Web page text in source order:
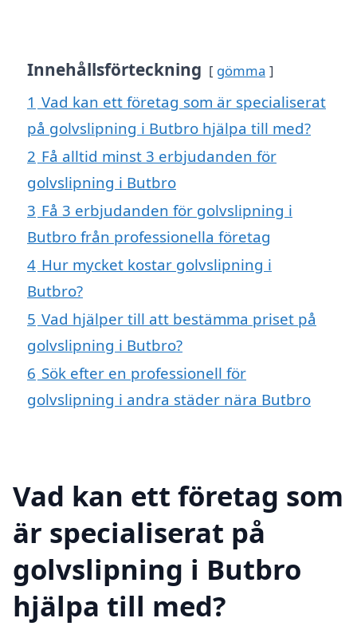
Innehållsförteckning gömma
1 Vad kan ett företag som är specialiserat
på golvslipning i Butbro hjälpa till med?
2 Få alltid minst 3 erbjudanden för
golvslipning i Butbro
3 Få 3 erbjudanden för golvslipning i
Butbro från professionella företag
4 Hur mycket kostar golvslipning i
Butbro?
5 Vad hjälper till att bestämma priset på
golvslipning i Butbro?
6 Sök efter en professionell för
golvslipning i andra städer nära Butbro
Vad kan ett företag som
är specialiserat på
golvslipning i Butbro
hjälpa till med?